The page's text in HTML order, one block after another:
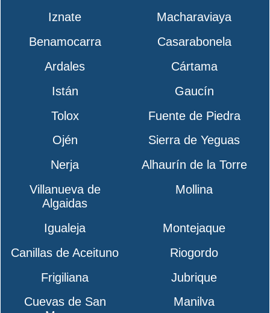
Iznate
Macharaviaya
Benamocarra
Casarabonela
Ardales
Cártama
Istán
Gaucín
Tolox
Fuente de Piedra
Ojén
Sierra de Yeguas
Nerja
Alhaurín de la Torre
Villanueva de
Algaidas
Mollina
Igualeja
Montejaque
Canillas de Aceituno
Riogordo
Frigiliana
Jubrique
Cuevas de San
Manilva